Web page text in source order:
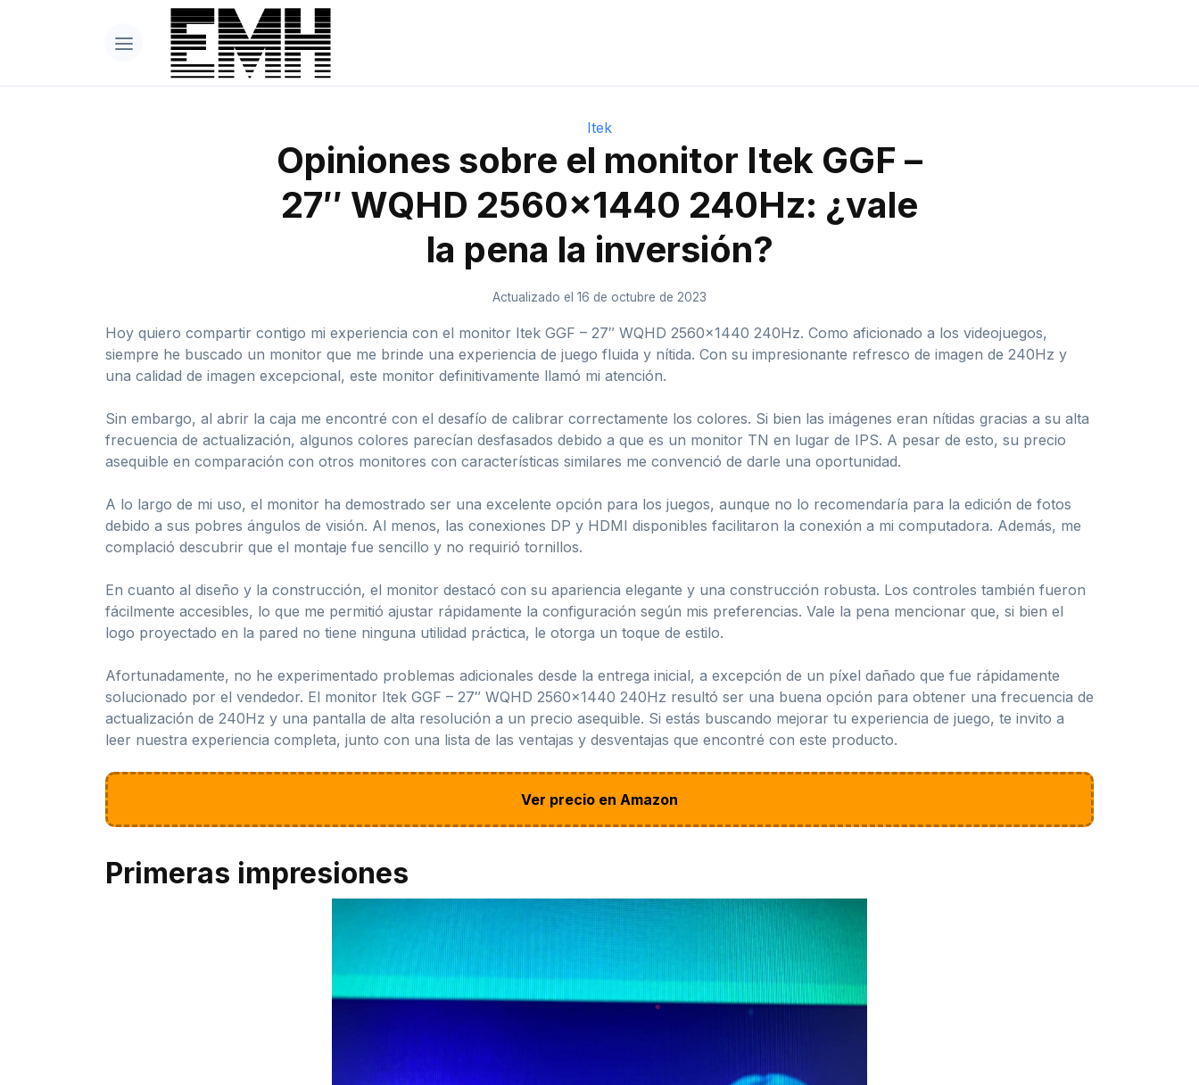
Itek
Opiniones sobre el monitor Itek GGF –
27″ WQHD 2560×1440 240Hz: ¿vale
la pena la inversión?
Actualizado el 16 de octubre de 2023
Hoy quiero compartir contigo mi experiencia con el monitor Itek GGF – 27″ WQHD 2560×1440 240Hz. Como aficionado a los videojuegos,
siempre he buscado un monitor que me brinde una experiencia de juego fluida y nítida. Con su impresionante refresco de imagen de 240Hz y
una calidad de imagen excepcional, este monitor definitivamente llamó mi atención.
Sin embargo, al abrir la caja me encontré con el desafío de calibrar correctamente los colores. Si bien las imágenes eran nítidas gracias a su alta
frecuencia de actualización, algunos colores parecían desfasados debido a que es un monitor TN en lugar de IPS. A pesar de esto, su precio
asequible en comparación con otros monitores con características similares me convenció de darle una oportunidad.
A lo largo de mi uso, el monitor ha demostrado ser una excelente opción para los juegos, aunque no lo recomendaría para la edición de fotos
debido a sus pobres ángulos de visión. Al menos, las conexiones DP y HDMI disponibles facilitaron la conexión a mi computadora. Además, me
complació descubrir que el montaje fue sencillo y no requirió tornillos.
En cuanto al diseño y la construcción, el monitor destacó con su apariencia elegante y una construcción robusta. Los controles también fueron
fácilmente accesibles, lo que me permitió ajustar rápidamente la configuración según mis preferencias. Vale la pena mencionar que, si bien el
logo proyectado en la pared no tiene ninguna utilidad práctica, le otorga un toque de estilo.
Afortunadamente, no he experimentado problemas adicionales desde la entrega inicial, a excepción de un píxel dañado que fue rápidamente
solucionado por el vendedor. El monitor Itek GGF – 27″ WQHD 2560×1440 240Hz resultó ser una buena opción para obtener una frecuencia de
actualización de 240Hz y una pantalla de alta resolución a un precio asequible. Si estás buscando mejorar tu experiencia de juego, te invito a
leer nuestra experiencia completa, junto con una lista de las ventajas y desventajas que encontré con este producto.
Ver precio en Amazon
Primeras impresiones